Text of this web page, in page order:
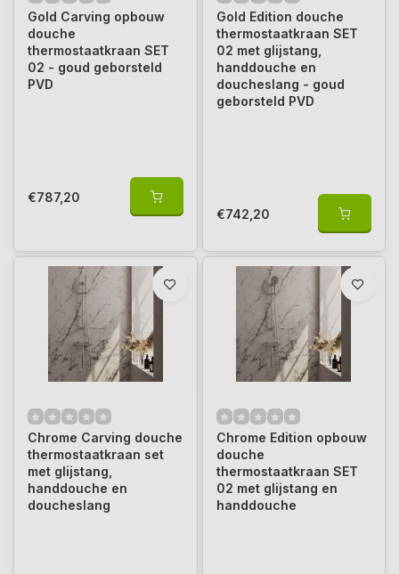
Gold Carving opbouw
douche
thermostaatkraan SET
02 - goud geborsteld
PVD
€787,20
Gold Edition douche
thermostaatkraan SET
02 met glijstang,
handdouche en
doucheslang - goud
geborsteld PVD
€742,20
Chrome Carving douche
thermostaatkraan set
met glijstang,
handdouche en
doucheslang
Chrome Edition opbouw
douche
thermostaatkraan SET
02 met glijstang en
handdouche